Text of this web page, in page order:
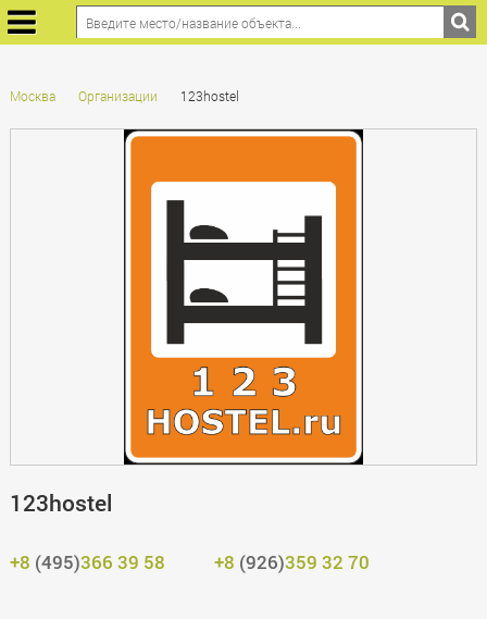
Москва Организации 123hostel
123hostel
+8 (495)366 39 58 +8 (926)359 32 70